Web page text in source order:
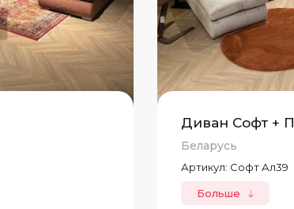
Диван Софт +
Беларусь
Артикул: Софт Ал39
Больше